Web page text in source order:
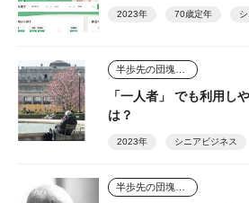
2023年 70歳定年
「一人者」 でも利用し
は？
2023年 シニアビジネス